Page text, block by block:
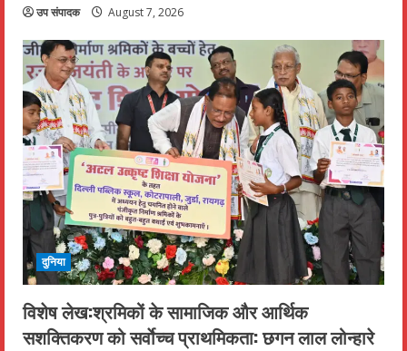
उप संपादक August 7, 2026
दुनिया
विशेष लेख:श्रमिकों के सामाजिक और आर्थिक
सशक्तिकरण को सर्वाेच्च प्राथमिकता: छगन लाल लोन्हारे